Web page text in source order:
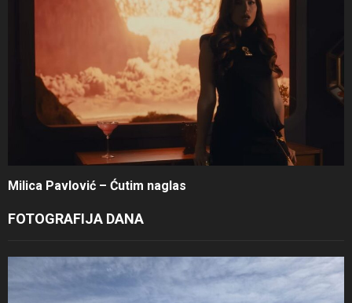
Milica Pavlović – Ćutim naglas
FOTOGRAFIJA DANA